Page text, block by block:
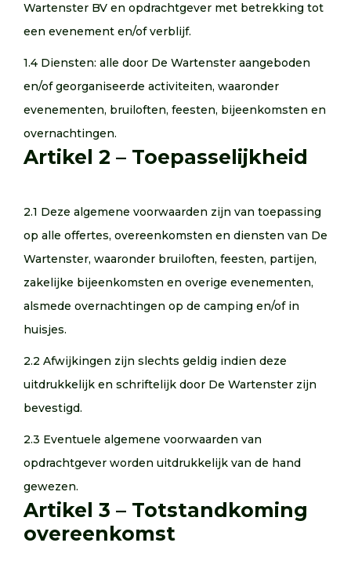
Wartenster BV en opdrachtgever met betrekking tot
een evenement en/of verblijf.
1.4 Diensten: alle door De Wartenster aangeboden
en/of georganiseerde activiteiten, waaronder
evenementen, bruiloften, feesten, bijeenkomsten en
overnachtingen.
Artikel 2 – Toepasselijkheid
2.1 Deze algemene voorwaarden zijn van toepassing
op alle offertes, overeenkomsten en diensten van De
Wartenster, waaronder bruiloften, feesten, partijen,
zakelijke bijeenkomsten en overige evenementen,
alsmede overnachtingen op de camping en/of in
huisjes.
2.2 Afwijkingen zijn slechts geldig indien deze
uitdrukkelijk en schriftelijk door De Wartenster zijn
bevestigd.
2.3 Eventuele algemene voorwaarden van
opdrachtgever worden uitdrukkelijk van de hand
gewezen.
Artikel 3 – Totstandkoming
overeenkomst